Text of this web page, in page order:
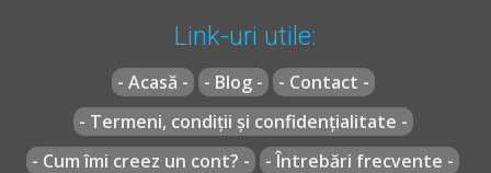
Link-uri utile:
- Acasă - - Blog -
- Contact -
- Termeni, condiții și confidențialitate -
- Cum îmi creez un cont? -
- Întrebări frecvente -